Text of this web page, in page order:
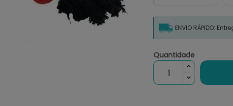
ENVIO RÁPIDO:
Quantidade